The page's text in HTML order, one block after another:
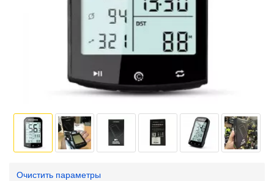
Очистить параметры